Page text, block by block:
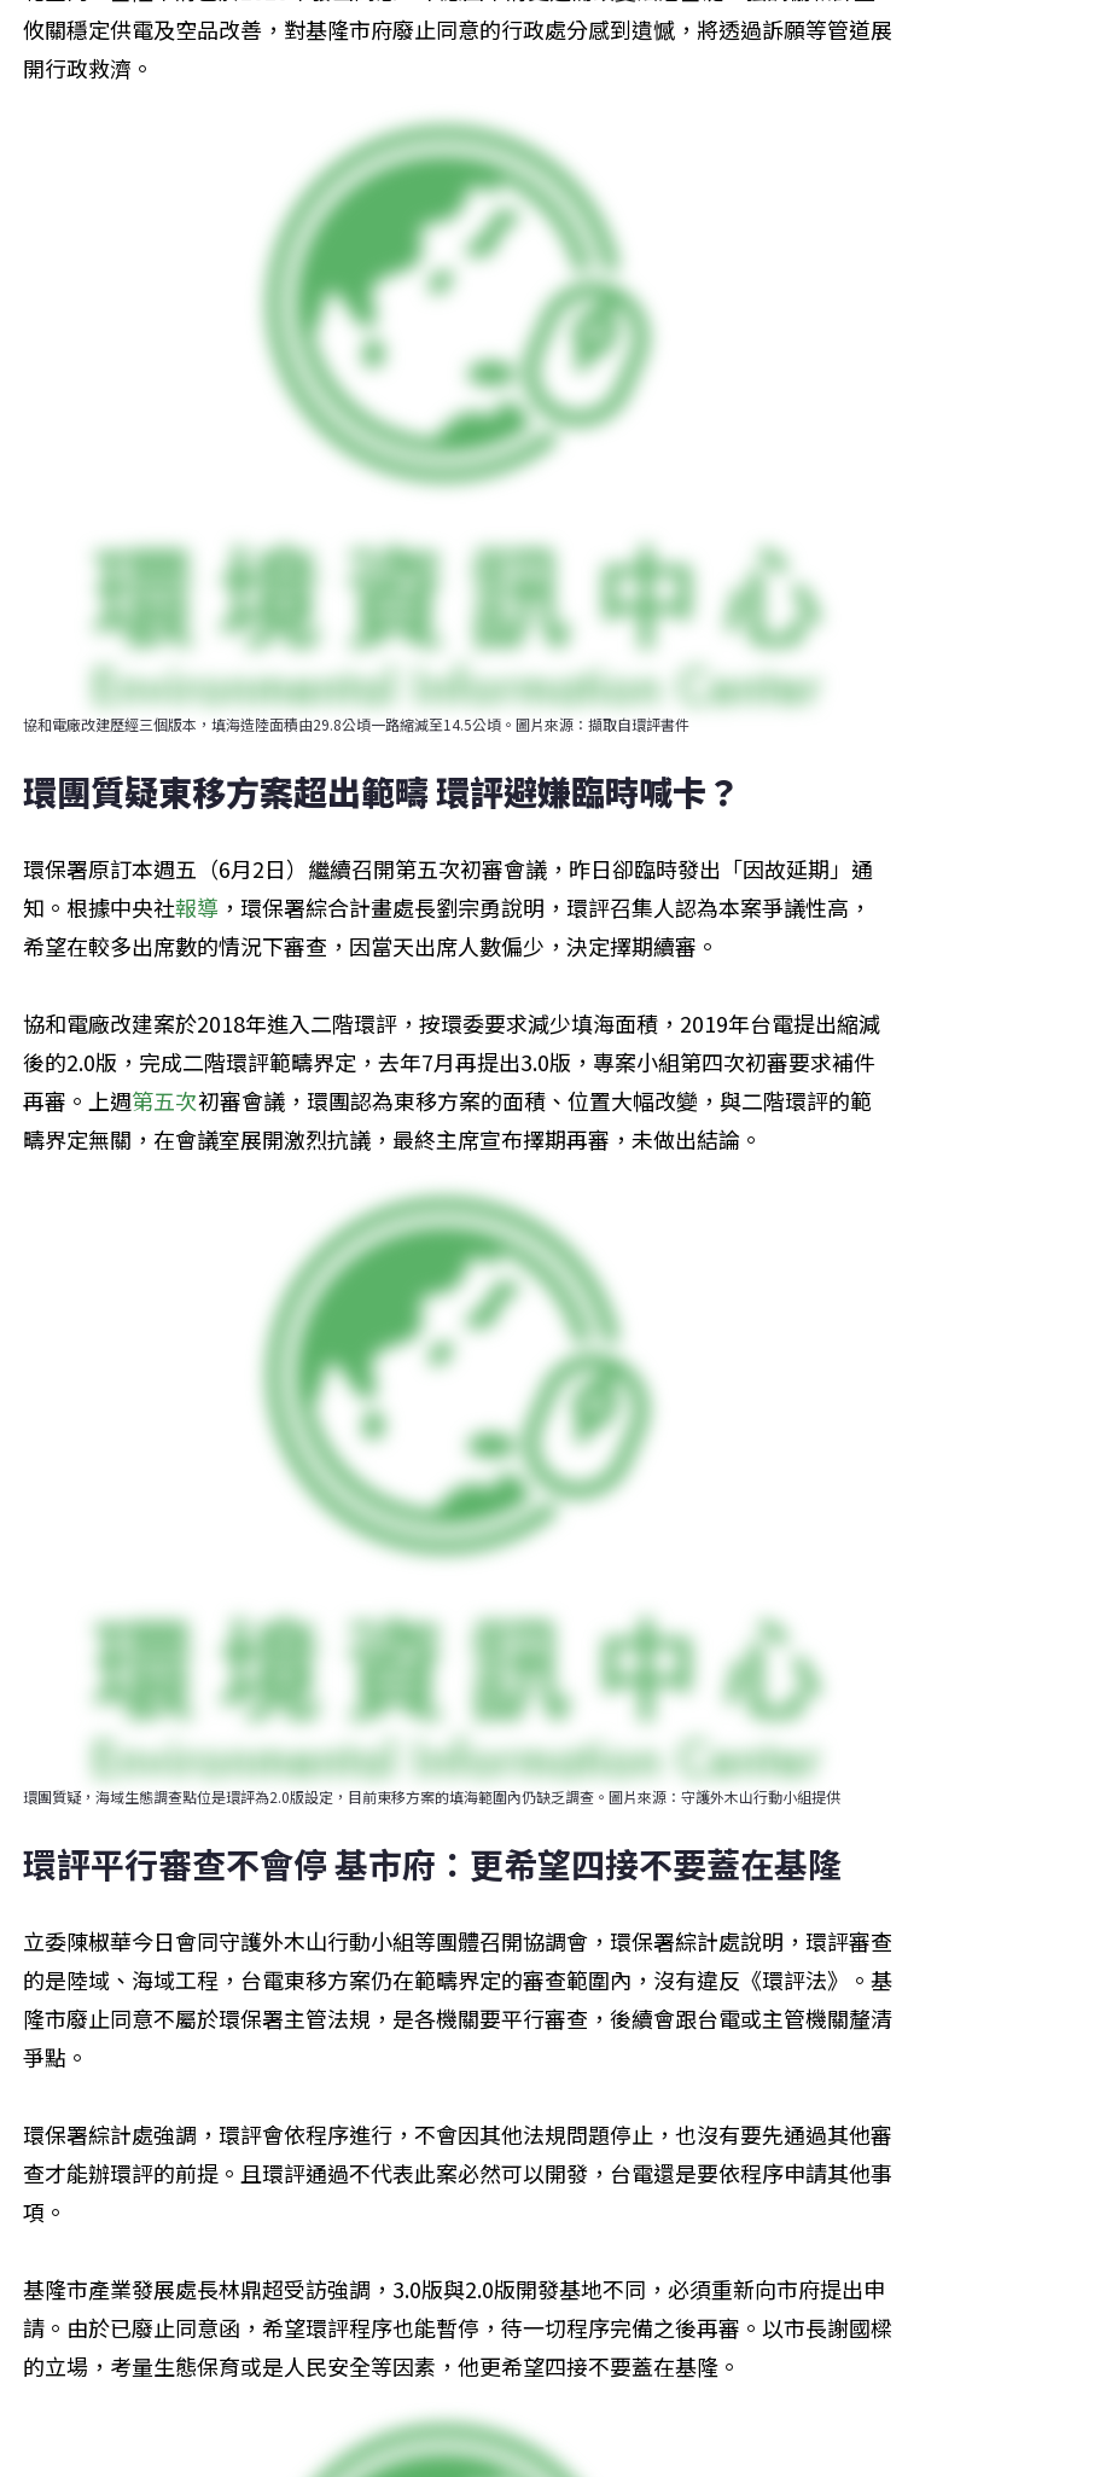
攸關穩定供電及空品改善，對基隆市府廢止同意的行政處分感到遺憾，將透過訴願等管道展
開行政救濟。
協和電廠改建歷經三個版本，填海造陸面積由29.8公頃一路縮減至14.5公頃。圖片來源：擷取自環評書件
環團質疑東移方案超出範疇 環評避嫌臨時喊卡？
環保署原訂本週五（6月2日）繼續召開第五次初審會議，昨日卻臨時發出「因故延期」通
知。根據中央社報導 ，環保署綜合計畫處長劉宗勇說明，環評召集人認為本案爭議性高，
希望在較多出席數的情況下審查，因當天出席人數偏少，決定擇期續審。
協和電廠改建案於2018年進入二階環評，按環委要求減少填海面積，2019年台電提出縮減
後的2.0版，完成二階環評範疇界定，去年7月再提出3.0版，專案小組第四次初審要求補件
再審。上週第五次初審會議，環團認為東移方案的面積、位置大幅改變，與二階環評的範
疇界定無關，在會議室展開激烈抗議，最終主席宣布擇期再審，未做出結論。
環團質疑，海域生態調查點位是環評為2.0版設定，目前東移方案的填海範圍內仍缺乏調查。圖片來源：守護外木山行動小組提供
環評平行審查不會停 基市府：更希望四接不要蓋在基隆
立委陳椒華今日會同守護外木山行動小組等團體召開協調會，環保署綜計處說明，環評審查
的是陸域、海域工程，台電東移方案仍在範疇界定的審查範圍內，沒有違反《環評法》。基
隆市廢止同意不屬於環保署主管法規，是各機關要平行審查，後續會跟台電或主管機關釐清
爭點。
環保署綜計處強調，環評會依程序進行，不會因其他法規問題停止，也沒有要先通過其他審
查才能辦環評的前提。且環評通過不代表此案必然可以開發，台電還是要依程序申請其他事
項。
基隆市產業發展處長林鼎超受訪強調，3.0版與2.0版開發基地不同，必須重新向市府提出申
請。由於已廢止同意函，希望環評程序也能暫停，待一切程序完備之後再審。以市長謝國樑
的立場，考量生態保育或是人民安全等因素，他更希望四接不要蓋在基隆。